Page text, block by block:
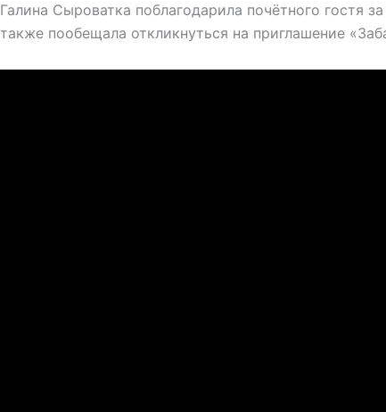
Галина Сыроватка поблагодарила почётного гостя
также пообещала откликнуться на приглашение